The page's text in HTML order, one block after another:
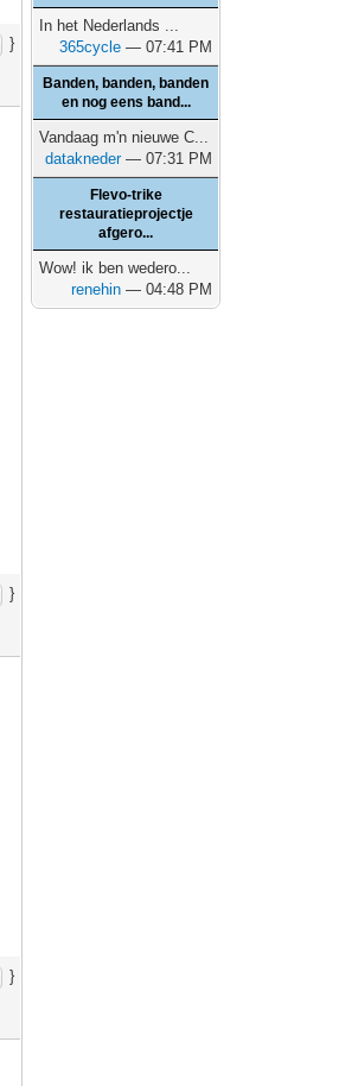
}
}
}
In het Nederlands ...
365cycle — 07:41 PM
Banden, banden, banden
en nog eens band...
Vandaag m'n nieuwe C...
datakneder— 07:31 PM
Flevo-trike
restauratieprojectje
afgero...
Wow! ik ben wedero...
renehin — 04:48 PM